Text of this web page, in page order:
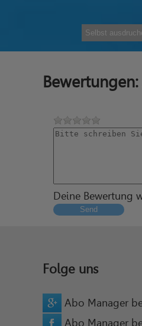
Selbst
Deine Bewertung
Send
Folge uns
Abo Manager
Abo Manager